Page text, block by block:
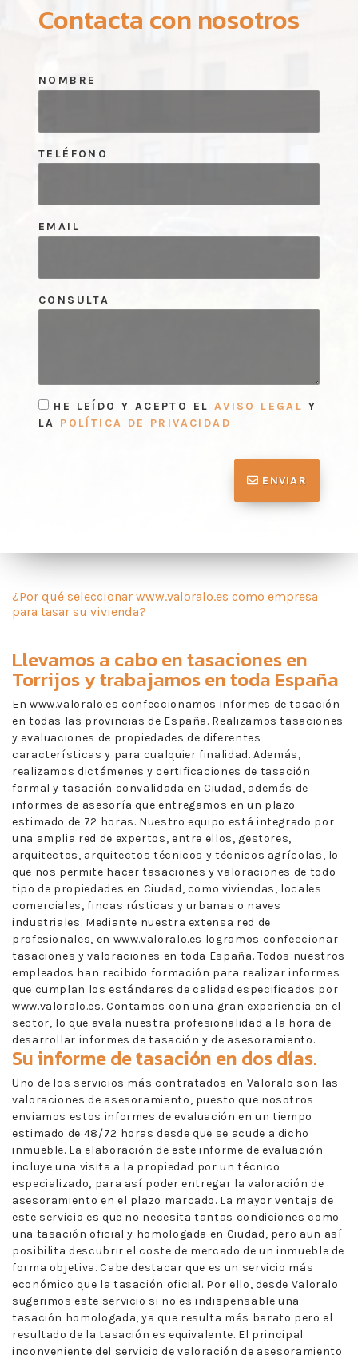
Contacta con nosotros
NOMBRE
TELÉFONO
EMAIL
CONSULTA
HE LEÍDO Y ACEPTO EL AVISO LEGAL Y
LA POLÍTICA DE PRIVACIDAD
ENVIAR
¿Por qué seleccionar www.valoralo.es como empresa
para tasar su vivienda?
Llevamos a cabo entasaciones en
Torrijosy trabajamos en toda España
En www.valoralo.es confeccionamos informes de tasación
en todas las provincias de España. Realizamos tasaciones
y evaluaciones de propiedades de diferentes
características y para cualquier finalidad. Además,
realizamos dictámenes y certificaciones de tasación
formal y tasación convalidada en Ciudad, además de
informes de asesoría que entregamos en un plazo
estimado de 72 horas. Nuestro equipo está integrado por
una amplia red de expertos, entre ellos, gestores,
arquitectos, arquitectos técnicos y técnicos agrícolas, lo
que nos permite hacer tasaciones y valoraciones de todo
tipo de propiedades en Ciudad, como viviendas, locales
comerciales, fincas rústicas y urbanas o naves
industriales. Mediante nuestra extensa red de
profesionales, en www.valoralo.es logramos confeccionar
tasaciones y valoraciones en toda España. Todos nuestros
empleados han recibido formación para realizar informes
que cumplan los estándares de calidad especificados por
www.valoralo.es. Contamos con una gran experiencia en el
sector, lo que avala nuestra profesionalidad a la hora de
desarrollar informes de tasación y de asesoramiento.
Su informe de tasación en dos días.
Uno de los servicios más contratados en Valoralo son las
valoraciones de asesoramiento, puesto que nosotros
enviamos estos informes de evaluación en un tiempo
estimado de 48/72 horas desde que se acude a dicho
inmueble. La elaboración de este informe de evaluación
incluye una visita a la propiedad por un técnico
especializado, para así poder entregar la valoración de
asesoramiento en el plazo marcado. La mayor ventaja de
este servicio es que no necesita tantas condiciones como
una tasación oficial y homologada en Ciudad, pero aun así
posibilita descubrir el coste de mercado de un inmueble de
forma objetiva. Cabe destacar que es un servicio más
económico que la tasación oficial. Por ello, desde Valoralo
sugerimos este servicio si no es indispensable una
tasación homologada, ya que resulta más barato pero el
resultado de la tasación es equivalente. El principal
inconveniente del servicio de valoración de asesoramiento